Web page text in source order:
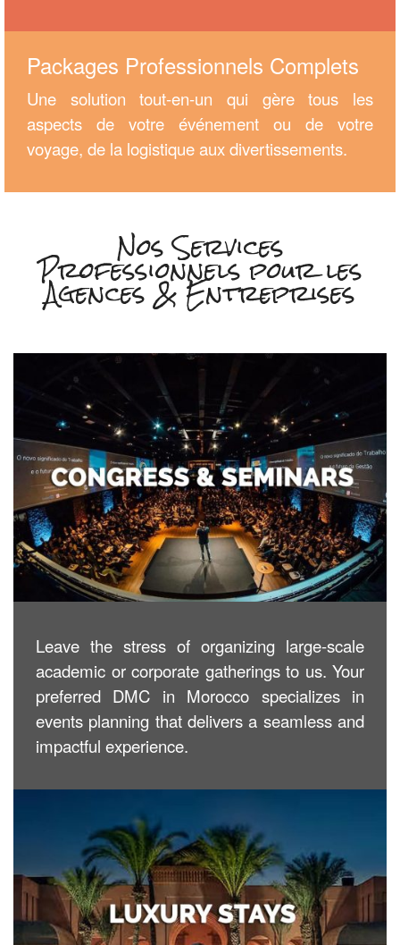
Packages Professionnels Complets
Une solution tout-en-un qui gère tous les
aspects de votre événement ou de votre
voyage, de la logistique aux divertissements.
Nos Services
Professionnels pour les
Agences & Entreprises
Leave the stress of organizing large-scale
academic or corporate gatherings to us. Your
preferred DMC in Morocco specializes in
events planning that delivers a seamless and
impactful experience.